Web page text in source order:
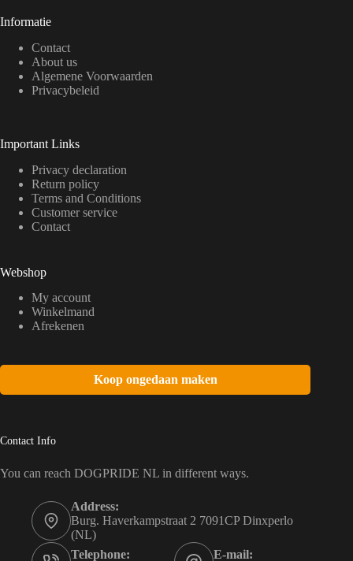
Informatie
Contact
About us
Algemene Voorwaarden
Privacybeleid
Important Links
Privacy declaration
Return policy
Terms and Conditions
Customer service
Contact
Webshop
My account
Winkelmand
Afrekenen
Koop ongedaan maken
Contact Info
You can reach DOGPRIDE NL in different ways.
Address:
Burg. Haverkampstraat 2 7091CP Dinxperlo
(NL)
Telephone:
E-mail: